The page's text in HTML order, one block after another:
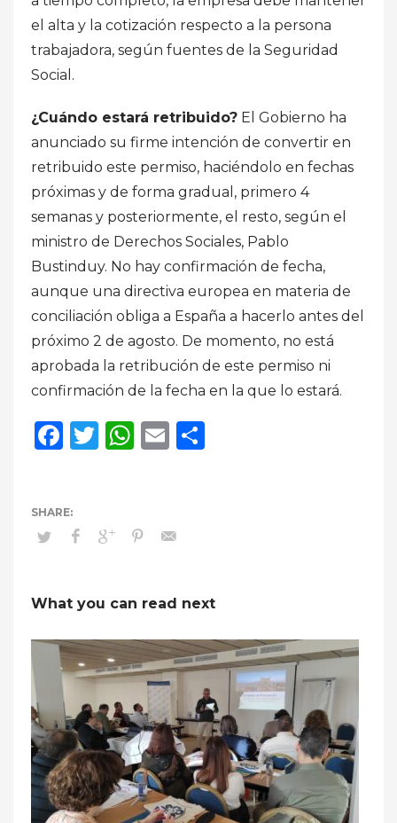
el alta y la cotización respecto a la persona
trabajadora, según fuentes de la Seguridad
Social.
¿Cuándo estará retribuido? El Gobierno ha
anunciado su firme intención de convertir en
retribuido este permiso, haciéndolo en fechas
próximas y de forma gradual, primero 4
semanas y posteriormente, el resto, según el
ministro de Derechos Sociales, Pablo
Bustinduy. No hay confirmación de fecha,
aunque una directiva europea en materia de
conciliación obliga a España a hacerlo antes del
próximo 2 de agosto. De momento, no está
aprobada la retribución de este permiso ni
confirmación de la fecha en la que lo estará.
Facebook
Twitter
WhatsApp
Email
What you can read next